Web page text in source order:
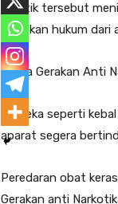
Praktik tersebut
tindakan hukum
Ketua Gerakan Anti
“Mereka seperti
aparat segera
Peredaran obat
Gerakan anti